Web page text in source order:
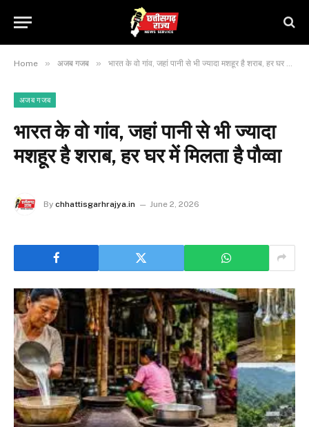
Home » अजब गजब » भारत के वो गांव, जहां पानी से भी ज्यादा मशहूर है शराब, हर घर में मिलता है पौव्वा
अजब गजब
भारत के वो गांव, जहां पानी से भी ज्यादा
मशहूर है शराब, हर घर में मिलता है पौव्वा
By chhattisgarhrajya.in June 2, 2026